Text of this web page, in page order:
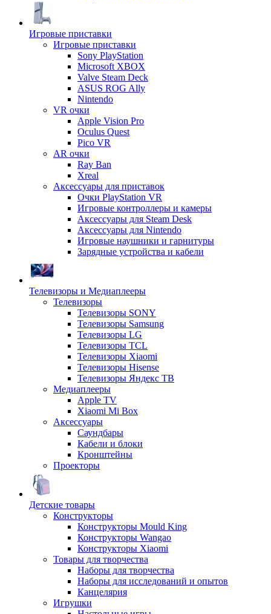
Игровые приставки
Игровые приставки
Sony PlayStation
Microsoft XBOX
Valve Steam Deck
ASUS ROG Ally
Nintendo
VR очки
Apple Vision Pro
Oculus Quest
Pico VR
AR очки
Ray Ban
Xreal
Аксессуары для приставок
Очки PlayStation VR
Игровые контроллеры и камеры
Аксессуары для Steam Desk
Аксессуары для Nintendo
Игровые наушники и гарнитуры
Зарядные устройства и кабели
Телевизоры и Медиаплееры
Телевизоры
Телевизоры SONY
Телевизоры Samsung
Телевизоры LG
Телевизоры TCL
Телевизоры Xiaomi
Телевизоры Hisense
Телевизоры Яндекс ТВ
Медиаплееры
Apple TV
Xiaomi Mi Box
Аксессуары
Саундбары
Кабели и блоки
Кронштейны
Проекторы
Детские товары
Конструкторы
Конструкторы Mould King
Конструкторы Wangao
Конструкторы Xiaomi
Товары для творчества
Наборы для творчества
Наборы для исследований и опытов
Канцелярия
Игрушки